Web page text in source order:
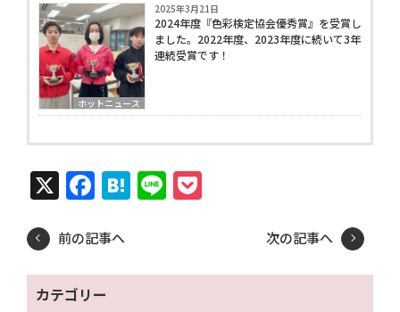
ホットニュース
2025年3月21日
2024年度『色彩検定協会優秀賞』を受賞し
ました。2022年度、2023年度に続いて3年
連続受賞です！
X Facebook
Hatena
Line
前の記事へ 次の記事へ
カテゴリー